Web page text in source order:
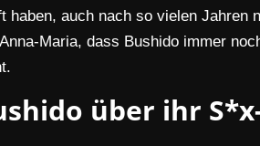
haben, auch nach so vielen Jahren
Maria, dass Bushido immer
über ihr